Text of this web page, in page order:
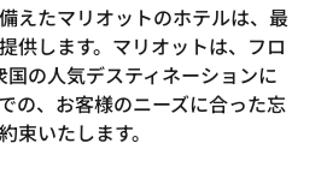
えたマリオットのホテルは、最
供します。マリオットは、フロ
国の人気デスティネーションに
の、お客様のニーズに合った忘
束いたします。